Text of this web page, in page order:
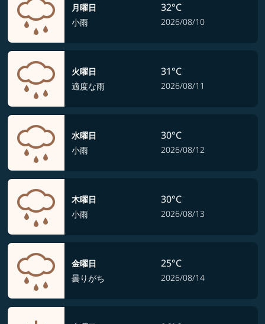
月曜日
小雨
32°C
2026/08/10
火曜日
適度な雨
31°C
2026/08/11
水曜日
小雨
30°C
2026/08/12
木曜日
小雨
30°C
2026/08/13
金曜日
曇りがち
25°C
2026/08/14